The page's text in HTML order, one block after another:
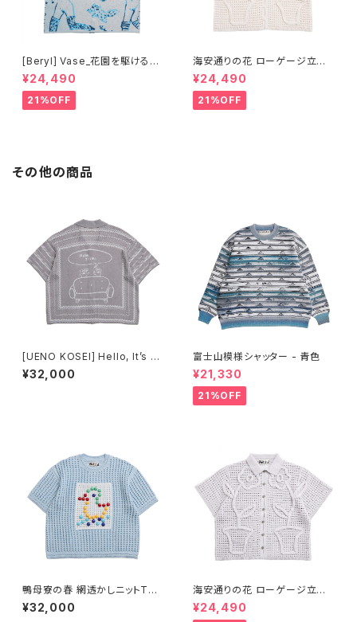
[Beryl] Vase_花園を駆ける少
女 半袖ニットシャツ
¥24,490
21%OFF
海安通りの花 ローゲージ立体
オープンシャツ- アイボリー
¥24,490
21%OFF
その他の商品
[UENO KOSEI] Hello, It’s M
e. バンダナ柄ニットメッシュ半袖
シャツ グレー白
¥32,000
富士山模様シャッター - 青色
¥21,330
21%OFF
鴨母寮の春 網透かしニットTシ
ャツ 水色
¥32,000
海安通りの花 ローゲージ立体
オープンシャツ- ライトグレー
¥24,490